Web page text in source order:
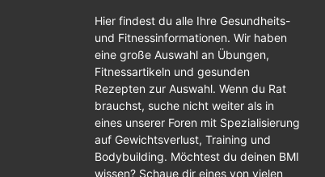
Hier findest du alle Ihre Gesundheits-
und Fitnessinformationen. Wir haben
eine große Auswahl an Übungen,
Fitnessartikeln und gesunden
Rezepten zur Auswahl. Wenn du Rat
brauchst, suche nicht weiter als in
eines unserer Foren mit Spezialisierung
auf Gewichtsverlust, Training und
Bodybuilding. Möchtest du deinen BMI
wissen? Schaue dir eines von vielen